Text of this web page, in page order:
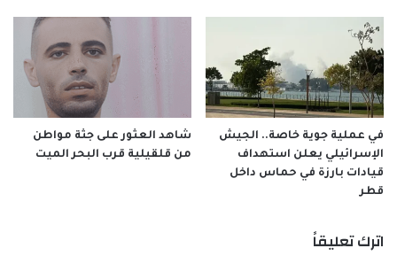
في عملية جوية خاصة.. الجيش
الإسرائيلي يعلن استهداف
قيادات بارزة في حماس داخل
قطر
شاهد العثور على جثة مواطن
من قلقيلية قرب البحر الميت
اترك تعليقاً